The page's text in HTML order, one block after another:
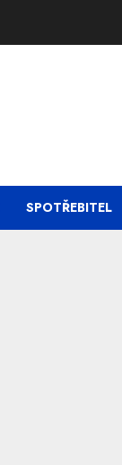
SPOTŘEBITEL